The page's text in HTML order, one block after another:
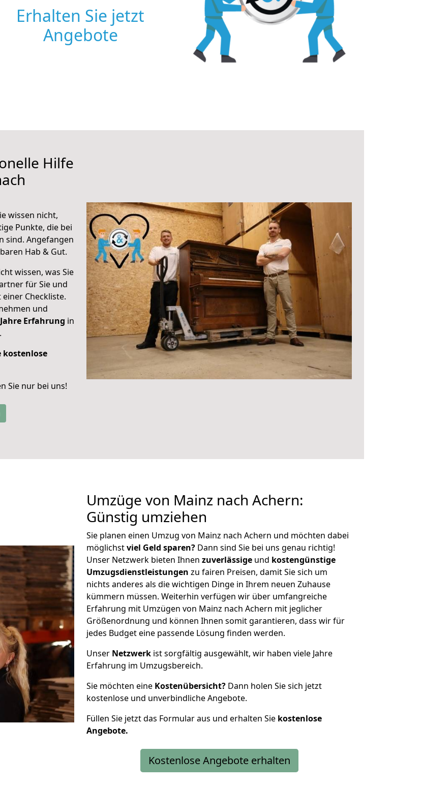
Erhalten Sie jetzt
Angebote
Hilfe
wissen nicht,
Punkte, die bei
sind. Angefangen
Hab & Gut.
wissen, was Sie
für Sie und
Checkliste.
und
Erfahrung in
kostenlose
Sie nur bei uns!
Umzüge von Mainz nach Achern:
Günstig umziehen
Sie planen einen Umzug von Mainz nach Achern und möchten dabei
möglichstviel Geld sparen? Dann sind Sie bei uns genau richtig!
Unser Netzwerk bieten Ihnen zuverlässige und kostengünstige
Umzugsdienstleistungen zu fairen Preisen, damit Sie sich um
nichts anderes als die wichtigen Dinge in Ihrem neuen Zuhause
kümmern müssen. Weiterhin verfügen wir über umfangreiche
Erfahrung mit Umzügen von Mainz nach Achern mit jeglicher
Größenordnung und können Ihnen somit garantieren, dass wir für
jedes Budget eine passende Lösung finden werden.
Unser Netzwerk ist sorgfältig ausgewählt, wir haben viele Jahre
Erfahrung im Umzugsbereich.
Sie möchten eine Kostenübersicht? Dann holen Sie sich jetzt
kostenlose und unverbindliche Angebote.
Füllen Sie jetzt das Formular aus und erhalten Sie kostenlose
Angebote.
Kostenlose Angebote erhalten